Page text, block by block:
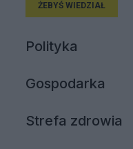
ŻEBYŚ WIEDZIAŁ
Polityka
Gospodarka
Strefa zdrowia